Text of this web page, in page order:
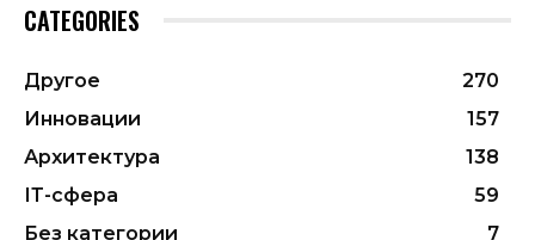
CATEGORIES
Другое
270
Инновации
157
Архитектура
138
ІТ-сфера
59
Без категории
7